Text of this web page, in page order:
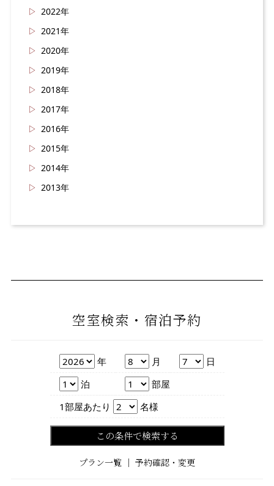
2022年
2021年
2020年
2019年
2018年
2017年
2016年
2015年
2014年
2013年
空室検索・宿泊予約
年 年 月 月 日
日
泊数 泊 部屋数 部屋
1部屋あたり
人数 名様
この条件で検索する
プラン一覧 ｜ 予約確認・変更